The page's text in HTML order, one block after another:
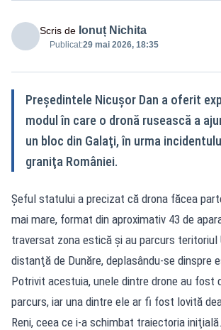
Scris de Ionuț Nichita
Publicat:29 mai 2026, 18:35
Preşedintele Nicuşor Dan a oferit
modul în care o dronă rusească a
un bloc din Galaţi, în urma
graniţa României.
Şeful statului a precizat că drona făcea
mai mare, format din aproximativ 43 de
traversat zona estică şi au parcurs teritoriul
distanţă de Dunăre, deplasându-se dinspre
Potrivit acestuia, unele dintre drone au fost
parcurs, iar una dintre ele ar fi fost lovită
Reni, ceea ce i-a schimbat traiectoria iniţială.